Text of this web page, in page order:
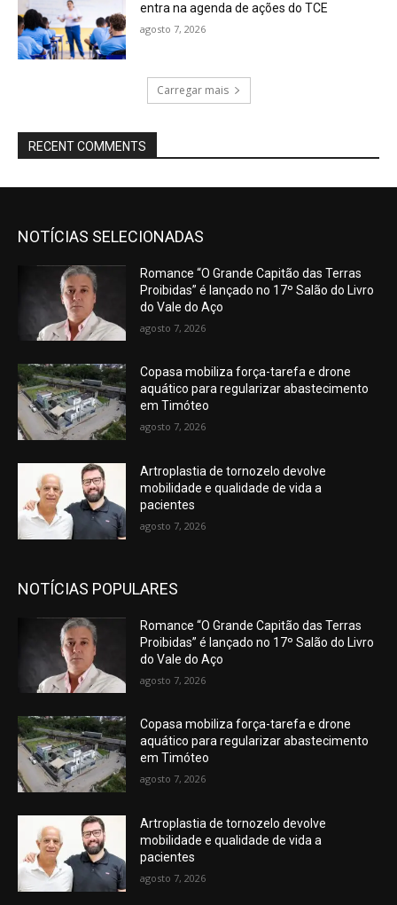
entra na agenda de ações do TCE
agosto 7, 2026
Carregar mais
RECENT COMMENTS
NOTÍCIAS SELECIONADAS
Romance “O Grande Capitão das Terras
Proibidas” é lançado no 17º Salão do Livro
do Vale do Aço
agosto 7, 2026
Copasa mobiliza força-tarefa e drone
aquático para regularizar abastecimento
em Timóteo
agosto 7, 2026
Artroplastia de tornozelo devolve
mobilidade e qualidade de vida a
pacientes
agosto 7, 2026
NOTÍCIAS POPULARES
Romance “O Grande Capitão das Terras
Proibidas” é lançado no 17º Salão do Livro
do Vale do Aço
agosto 7, 2026
Copasa mobiliza força-tarefa e drone
aquático para regularizar abastecimento
em Timóteo
agosto 7, 2026
Artroplastia de tornozelo devolve
mobilidade e qualidade de vida a
pacientes
agosto 7, 2026